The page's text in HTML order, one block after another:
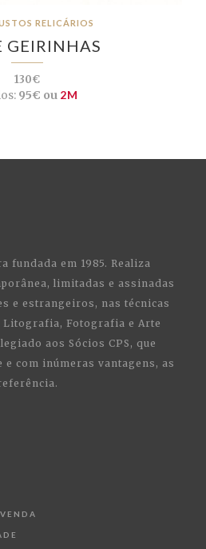
RELICÁRIOS
GEIRINHAS
130€
95€ ou 2M
fundada em 1985. Realiza
limitadas e assinadas
e estrangeiros, nas técnicas
Litografia, Fotografia e Arte
aos Sócios CPS, que
e com inúmeras vantagens, as